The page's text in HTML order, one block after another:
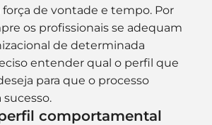
de vontade e tempo. Por
os profissionais se adequam
de determinada
entender qual o perfil que
para que o processo
comportamental